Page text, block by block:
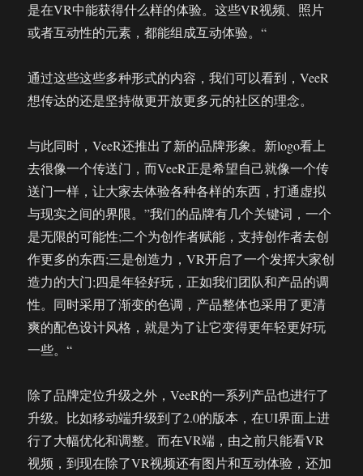
是在VR中能获得什么样的体验。这些VR视频、照片
或者互动性的元素，都能组成互动体验。“
通过这些这些多种形式的内容，我们可以看到，VeeR
想传达的还是坚持做更开放更多元的社区的理念。
与此同时，VeeR还推出了新的品牌形象。新logo看上
去很像一个传送门，而VeeR正是希望自己就像一个传
送门一样，让大家去体验各种各样的东西，打通虚拟
与现实之间的界限。”我们的品牌有几个关键词，一个
是无限的可能性;二个为创作者赋能，支持创作者去创
作更多的东西;三是创造力，VR开启了一个发挥大家创
造力的大门;四是年轻好玩，正如我们团队和产品的调
性。同时采用了渐变的色调，产品整体也采用了更清
爽的配色设计风格，就是为了让它变得更年轻更好玩
一些。“
除了品牌定位升级之外，VeeR的一系列产品也进行了
升级。比如移动端升级到了2.0的版本，在UI界面上进
行了大幅优化和调整。而在VR端，由之前只能看VR
视频，到现在除了VR视频还有图片和互动体验，还加